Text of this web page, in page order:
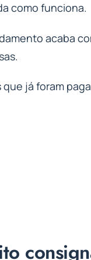
como funciona.
acaba
já foram